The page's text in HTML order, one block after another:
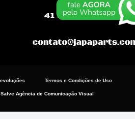
41 99868-3198
Termos e Condições de Uso
Agência de Comunicação Visual